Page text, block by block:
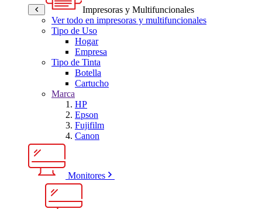
Impresoras y Multifuncionales
Ver todo en impresoras y multifuncionales
Tipo de Uso
Hogar
Empresa
Tipo de Tinta
Botella
Cartucho
Marca
HP
Epson
Fujifilm
Canon
Monitores